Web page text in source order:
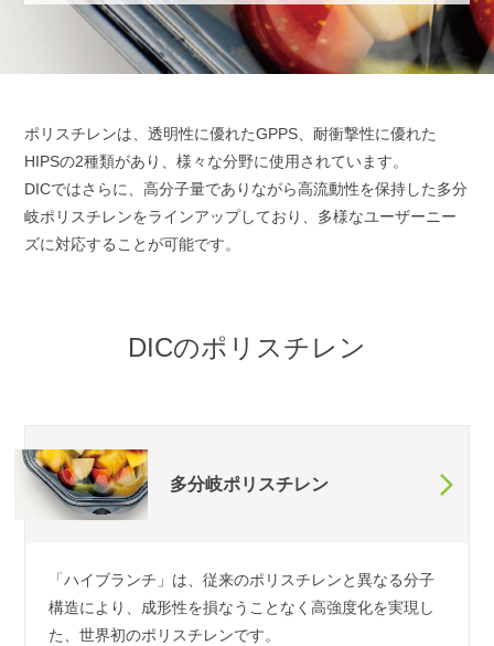
ポリスチレンは、透明性に優れたGPPS、耐衝撃性に優れた
HIPSの2種類があり、様々な分野に使用されています。
DICではさらに、高分子量でありながら高流動性を保持した多分
岐ポリスチレンをラインアップしており、多様なユーザーニー
ズに対応することが可能です。
DICのポリスチレン
多分岐ポリスチレン
「ハイブランチ」は、従来のポリスチレンと異なる分子
構造により、成形性を損なうことなく高強度化を実現し
た、世界初のポリスチレンです。